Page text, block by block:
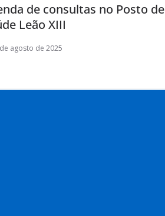
de consultas no Posto de
Leão XIII
agosto de 2025